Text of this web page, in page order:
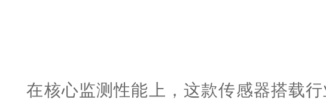
在核心监测性能上，这款传感器搭载行